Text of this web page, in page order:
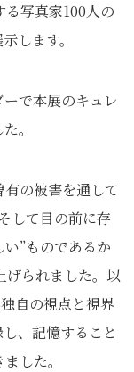
写真家100人の
します。
で本展のキュレ
。
有の被害を通して
して目の前に存
”ものであるか
げられました。以
自の視点と視界
、記憶すること
した。